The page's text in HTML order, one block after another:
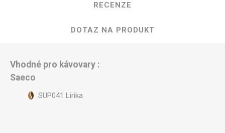
RECENZE
DOTAZ NA PRODUKT
Vhodné pro kávovary :
Saeco
SUP041 Lirika